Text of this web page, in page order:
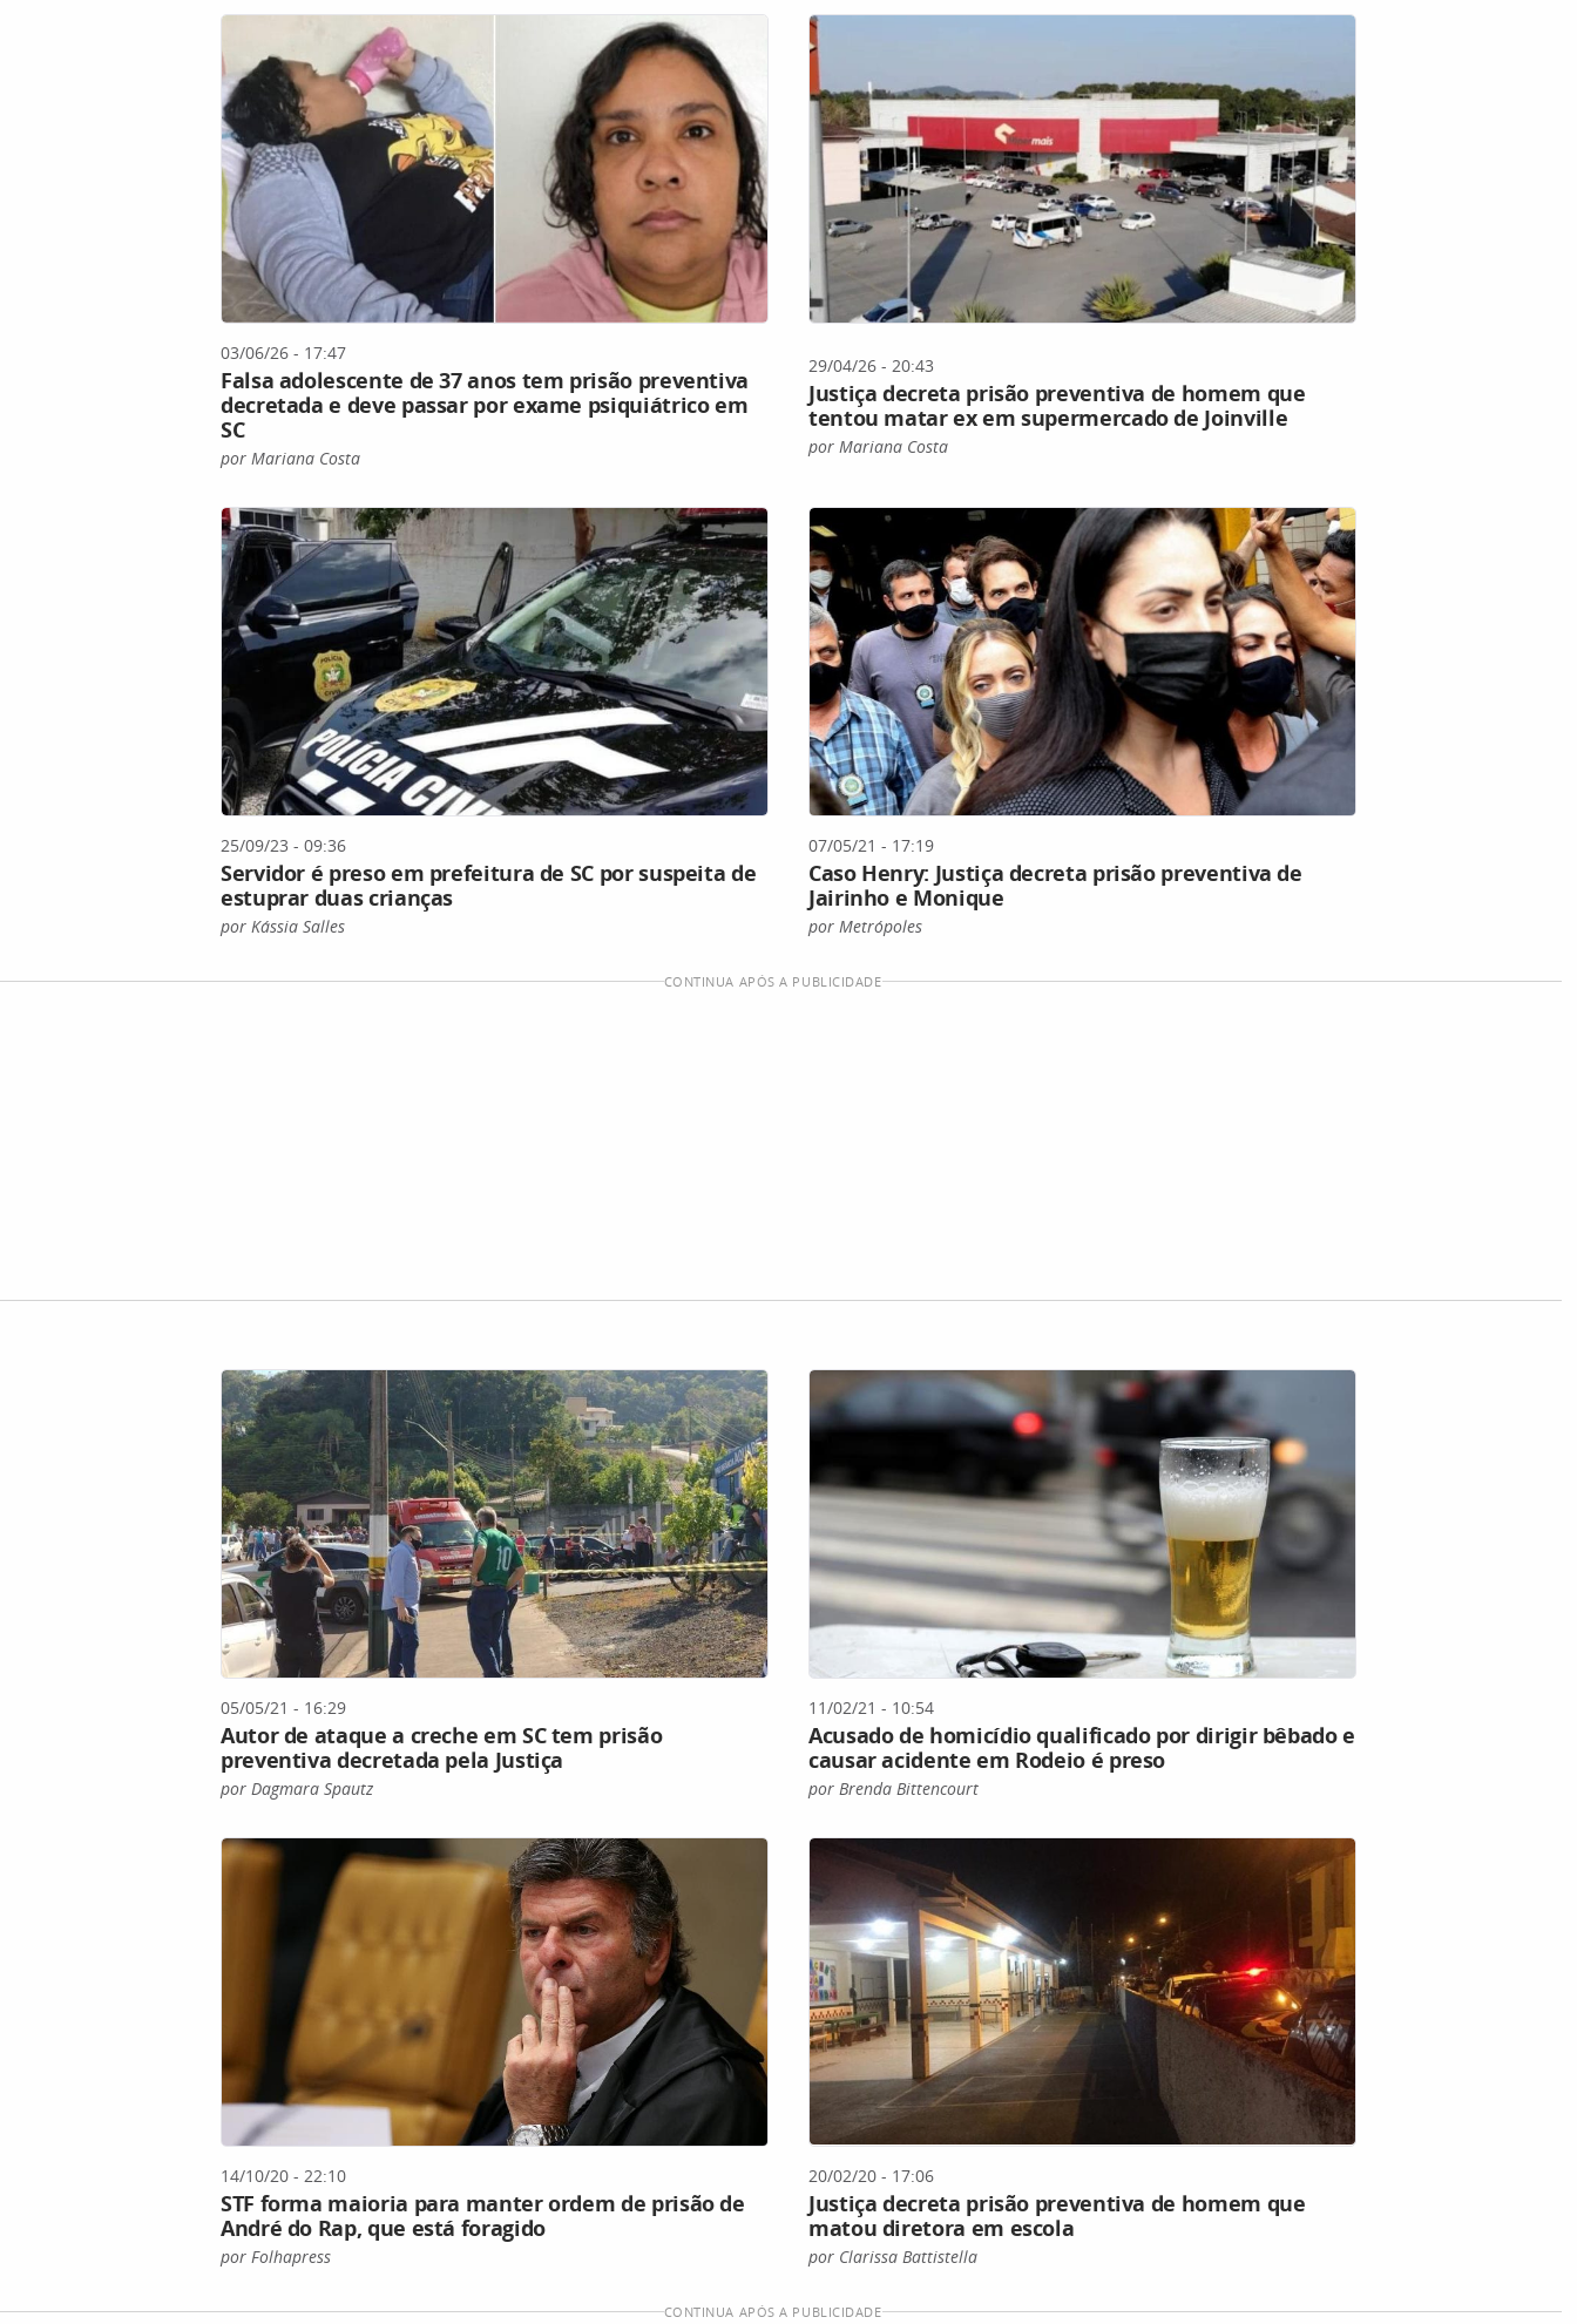
03/06/26 - 17:47
Falsa adolescente de 37 anos tem prisão preventiva
decretada e deve passar por exame psiquiátrico em
SC
por Mariana Costa
29/04/26 - 20:43
Justiça decreta prisão preventiva de homem que
tentou matar ex em supermercado de Joinville
por Mariana Costa
25/09/23 - 09:36
Servidor é preso em prefeitura de SC por suspeita de
estuprar duas crianças
por Kássia Salles
07/05/21 - 17:19
Caso Henry: Justiça decreta prisão preventiva de
Jairinho e Monique
por Metrópoles
CONTINUA APÓS A PUBLICIDADE
05/05/21 - 16:29
Autor de ataque a creche em SC tem prisão
preventiva decretada pela Justiça
por Dagmara Spautz
11/02/21 - 10:54
Acusado de homicídio qualificado por dirigir bêbado e
causar acidente em Rodeio é preso
por Brenda Bittencourt
14/10/20 - 22:10
STF forma maioria para manter ordem de prisão de
André do Rap, que está foragido
por Folhapress
20/02/20 - 17:06
Justiça decreta prisão preventiva de homem que
matou diretora em escola
por Clarissa Battistella
CONTINUA APÓS A PUBLICIDADE